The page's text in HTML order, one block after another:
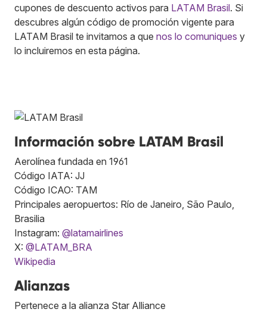
cupones de descuento activos para LATAM Brasil. Si
descubres algún código de promoción vigente para
LATAM Brasil te invitamos a que nos lo comuniques y
lo incluiremos en esta página.
Información sobre LATAM Brasil
Aerolínea fundada en 1961
Código IATA: JJ
Código ICAO: TAM
Principales aeropuertos: Río de Janeiro, São Paulo,
Brasilia
Instagram: @latamairlines
X: @LATAM_BRA
Wikipedia
Alianzas
Pertenece a la alianza Star Alliance